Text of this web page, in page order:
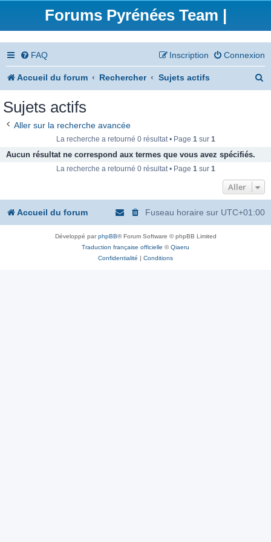
Forums Pyrénées Team |
FAQ Connexion
Inscription
Accueil du forum Rechercher Sujets actifs
e
Sujets actifs
Aller sur la recherche avancée
La recherche a retourné 0 résultat • Page 1sur 1
Aucun résultat ne correspond aux termes que vous avez spécifiés.
La recherche a retourné 0 résultat • Page 1sur 1
Aller
Accueil du forum Fuseau horaire sur UTC+01:00
Développé parphpBB® Forum Software © phpBB Limited
Traduction française officielle ©Qiaeru
Confidentialité | Conditions